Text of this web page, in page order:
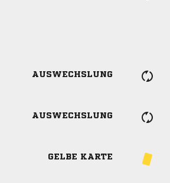
AUSWECHSLUNG
AUSWECHSLUNG
GELBE KARTE